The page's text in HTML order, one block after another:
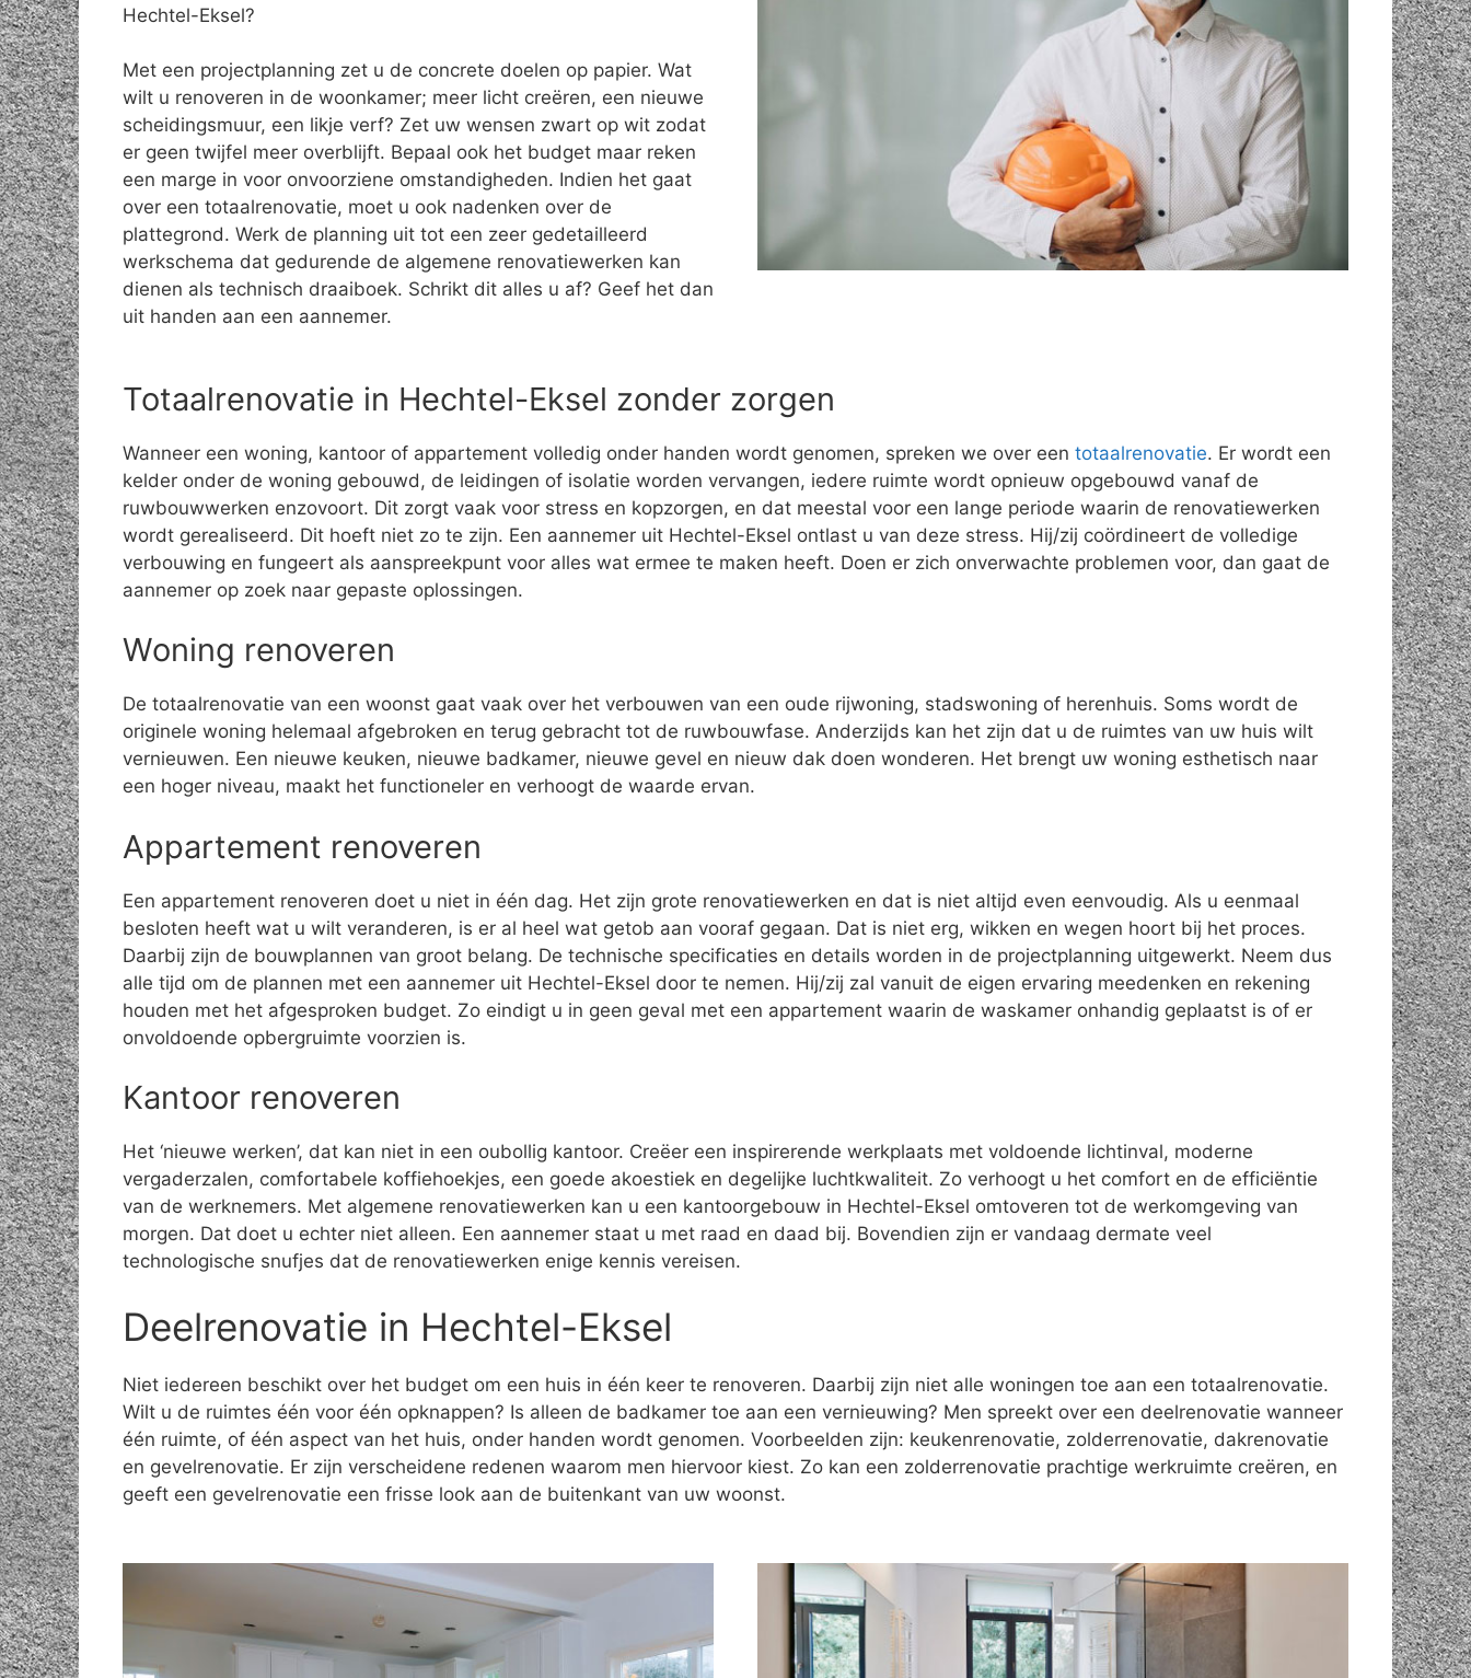
Hechtel-Eksel?
Met een projectplanning zet u de concrete doelen op papier. Wat
wilt u renoveren in de woonkamer; meer licht creëren, een nieuwe
scheidingsmuur, een likje verf? Zet uw wensen zwart op wit zodat
er geen twijfel meer overblijft. Bepaal ook het budget maar reken
een marge in voor onvoorziene omstandigheden. Indien het gaat
over een totaalrenovatie, moet u ook nadenken over de
plattegrond. Werk de planning uit tot een zeer gedetailleerd
werkschema dat gedurende de algemene renovatiewerken kan
dienen als technisch draaiboek. Schrikt dit alles u af? Geef het dan
uit handen aan een aannemer.
Totaalrenovatie in Hechtel-Eksel zonder zorgen
Wanneer een woning, kantoor of appartement volledig onder handen wordt genomen, spreken we over een totaalrenovatie. Er wordt een
kelder onder de woning gebouwd, de leidingen of isolatie worden vervangen, iedere ruimte wordt opnieuw opgebouwd vanaf de
ruwbouwwerken enzovoort. Dit zorgt vaak voor stress en kopzorgen, en dat meestal voor een lange periode waarin de renovatiewerken
wordt gerealiseerd. Dit hoeft niet zo te zijn. Een aannemer uit Hechtel-Eksel ontlast u van deze stress. Hij/zij coördineert de volledige
verbouwing en fungeert als aanspreekpunt voor alles wat ermee te maken heeft. Doen er zich onverwachte problemen voor, dan gaat de
aannemer op zoek naar gepaste oplossingen.
Woning renoveren
De totaalrenovatie van een woonst gaat vaak over het verbouwen van een oude rijwoning, stadswoning of herenhuis. Soms wordt de
originele woning helemaal afgebroken en terug gebracht tot de ruwbouwfase. Anderzijds kan het zijn dat u de ruimtes van uw huis wilt
vernieuwen. Een nieuwe keuken, nieuwe badkamer, nieuwe gevel en nieuw dak doen wonderen. Het brengt uw woning esthetisch naar
een hoger niveau, maakt het functioneler en verhoogt de waarde ervan.
Appartement renoveren
Een appartement renoveren doet u niet in één dag. Het zijn grote renovatiewerken en dat is niet altijd even eenvoudig. Als u eenmaal
besloten heeft wat u wilt veranderen, is er al heel wat getob aan vooraf gegaan. Dat is niet erg, wikken en wegen hoort bij het proces.
Daarbij zijn de bouwplannen van groot belang. De technische specificaties en details worden in de projectplanning uitgewerkt. Neem dus
alle tijd om de plannen met een aannemer uit Hechtel-Eksel door te nemen. Hij/zij zal vanuit de eigen ervaring meedenken en rekening
houden met het afgesproken budget. Zo eindigt u in geen geval met een appartement waarin de waskamer onhandig geplaatst is of er
onvoldoende opbergruimte voorzien is.
Kantoor renoveren
Het ‘nieuwe werken’, dat kan niet in een oubollig kantoor. Creëer een inspirerende werkplaats met voldoende lichtinval, moderne
vergaderzalen, comfortabele koffiehoekjes, een goede akoestiek en degelijke luchtkwaliteit. Zo verhoogt u het comfort en de efficiëntie
van de werknemers. Met algemene renovatiewerken kan u een kantoorgebouw in Hechtel-Eksel omtoveren tot de werkomgeving van
morgen. Dat doet u echter niet alleen. Een aannemer staat u met raad en daad bij. Bovendien zijn er vandaag dermate veel
technologische snufjes dat de renovatiewerken enige kennis vereisen.
Deelrenovatie in Hechtel-Eksel
Niet iedereen beschikt over het budget om een huis in één keer te renoveren. Daarbij zijn niet alle woningen toe aan een totaalrenovatie.
Wilt u de ruimtes één voor één opknappen? Is alleen de badkamer toe aan een vernieuwing? Men spreekt over een deelrenovatie wanneer
één ruimte, of één aspect van het huis, onder handen wordt genomen. Voorbeelden zijn: keukenrenovatie, zolderrenovatie, dakrenovatie
en gevelrenovatie. Er zijn verscheidene redenen waarom men hiervoor kiest. Zo kan een zolderrenovatie prachtige werkruimte creëren, en
geeft een gevelrenovatie een frisse look aan de buitenkant van uw woonst.